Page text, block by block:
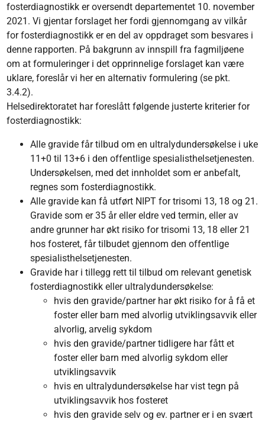
fosterdiagnostikk er oversendt departementet 10. november
2021. Vi gjentar forslaget her fordi gjennomgang av vilkår
for fosterdiagnostikk er en del av oppdraget som besvares i
denne rapporten. På bakgrunn av innspill fra fagmiljøene
om at formuleringer i det opprinnelige forslaget kan være
uklare, foreslår vi her en alternativ formulering (se pkt.
3.4.2).
Helsedirektoratet har foreslått følgende justerte kriterier for
fosterdiagnostikk:
Alle gravide får tilbud om en ultralydundersøkelse i uke
11+0 til 13+6 i den offentlige spesialisthelsetjenesten.
Undersøkelsen, med det innholdet som er anbefalt,
regnes som fosterdiagnostikk.
Alle gravide kan få utført NIPT for trisomi 13, 18 og 21.
Gravide som er 35 år eller eldre ved termin, eller av
andre grunner har økt risiko for trisomi 13, 18 eller 21
hos fosteret, får tilbudet gjennom den offentlige
spesialisthelsetjenesten.
Gravide har i tillegg rett til tilbud om relevant genetisk
fosterdiagnostikk eller ultralydundersøkelse:
hvis den gravide/partner har økt risiko for å få et
foster eller barn med alvorlig utviklingsavvik eller
alvorlig, arvelig sykdom
hvis den gravide/partner tidligere har fått et
foster eller barn med alvorlig sykdom eller
utviklingsavvik
hvis en ultralydundersøkelse har vist tegn på
utviklingsavvik hos fosteret
hvis den gravide selv og ev. partner er i en svært